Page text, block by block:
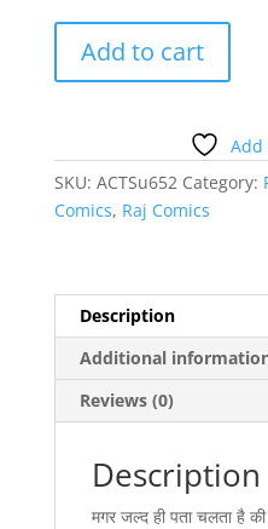
Commando
Dhruv
Online
quantity
Add to cart
SKU: ACTSu652 Category:
Comics, Raj Comics
Description
Additional
Reviews (0)
Description
मगर जल्द ही पता चलता है